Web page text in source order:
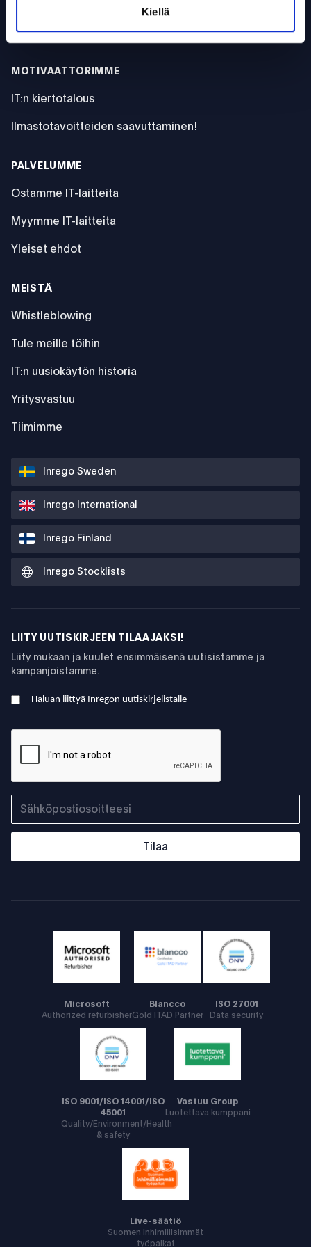
Kiellä
RAM-muistien hinnannousu ravistelee PC-markkinaa
MOTIVAATTORIMME
IT:n kiertotalous
Ilmastotavoitteiden saavuttaminen!
PALVELUMME
Ostamme IT-laitteita
Myymme IT-laitteita
Yleiset ehdot
MEISTÄ
Whistleblowing
Tule meille töihin
IT:n uusiokäytön historia
Yritysvastuu
Tiimimme
Inrego Sweden
Inrego International
Inrego Finland
Inrego Stocklists
LIITY UUTISKIRJEEN TILAAJAKSI!
Liity mukaan ja kuulet ensimmäisenä uutisistamme ja
kampanjoistamme.
Haluan liittyä Inregon uutiskirjelistalle
Tilaa
Microsoft
Authorized refurbisher
Blancco
Gold ITAD Partner
ISO 27001
Data security
ISO 9001/ISO 14001/ISO
45001
Quality/Environment/Health
& safety
Vastuu Group
Luotettava kumppani
Live-säätiö
Suomen inhimillisimmät
työpaikat